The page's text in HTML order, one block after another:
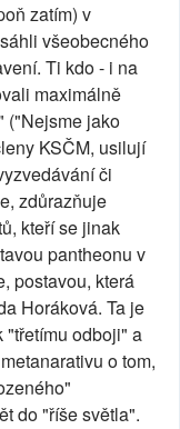
zatím) v
všeobecného
Ti kdo - i na
maximálně
("Nejsme jako
KSČM, usilují
či
zdůrazňuje
kteří se jinak
pantheonu v
postavou, která
Horáková. Ta je
"třetímu odboji" a
o tom,
do "říše světla".